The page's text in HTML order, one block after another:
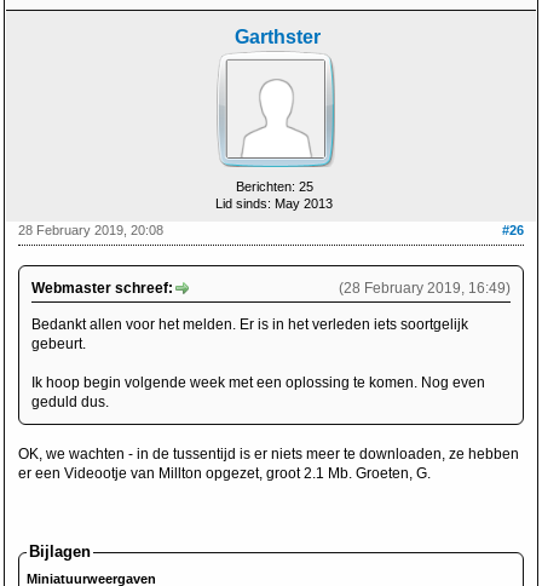
Garthster
Berichten: 25
Lid sinds: May 2013
#26
28 February 2019, 20:08
(28 February 2019, 16:49)
Webmaster schreef:
Bedankt allen voor het melden. Er is in het verleden iets soortgelijk
gebeurt.
Ik hoop begin volgende week met een oplossing te komen. Nog even
geduld dus.
OK, we wachten - in de tussentijd is er niets meer te downloaden, ze hebben
er een Videootje van Millton opgezet, groot 2.1 Mb. Groeten, G.
Bijlagen
Miniatuurweergaven